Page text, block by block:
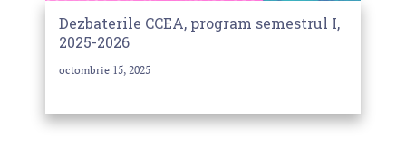
Dezbaterile CCEA, program semestrul I,
2025-2026
octombrie 15, 2025